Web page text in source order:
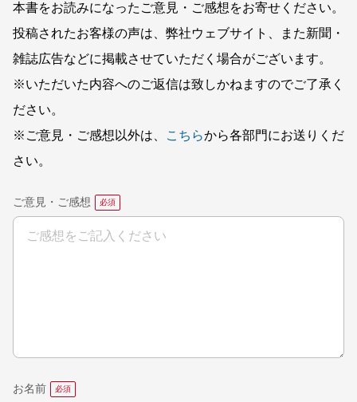
本書をお読みになったご意見・ご感想をお寄せください。
投稿されたお客様の声は、弊社ウェブサイト、また新聞・
雑誌広告などに掲載させていただく場合がございます。
※いただいた内容へのご返信は致しかねますのでご了承く
ださい。
※ご意見・ご感想以外は、
こちらから各部門にお送りくだ
さい。
ご意見・ご感想
お名前